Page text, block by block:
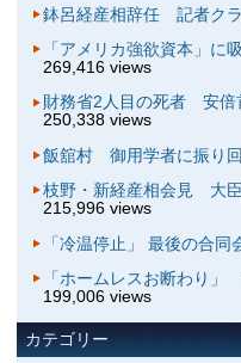
鉢呂経産相辞任 記者ク
「アメリカ強欲資本」に
269,416 views
財務省2人目の死者 安倍
250,338 views
飯舘村 御用学者に振り
枝野・新経産相会見 大
215,996 views
「冷温停止」 最後の合同
「ホームレスお断わり
199,006 views
カテゴリー